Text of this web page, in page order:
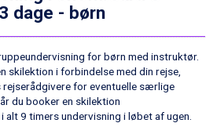
4.595
5.395
5.295
DKK 5.495
DKK 3.795
5.945
dage - børn
for børn med instruktør.
skilektion i forbindelse med din rejse,
for eventuelle særlige
du booker en skilektion
9 timers undervisning i løbet af ugen.